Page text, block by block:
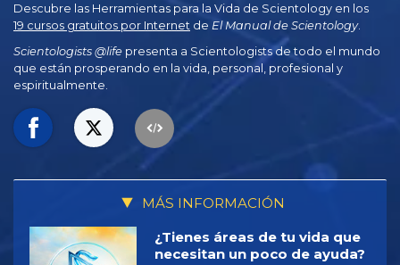
Descubre las Herramientas para la Vida de Scientology en los
19 cursos gratuitos por Internet de El Manual de Scientology.
Scientologists @life presenta a Scientologists de todo el mundo
que están prosperando en la vida, personal, profesional y
espiritualmente.
MÁS INFORMACIÓN
¿Tienes áreas de tu vida que
necesitan un poco de ayuda?